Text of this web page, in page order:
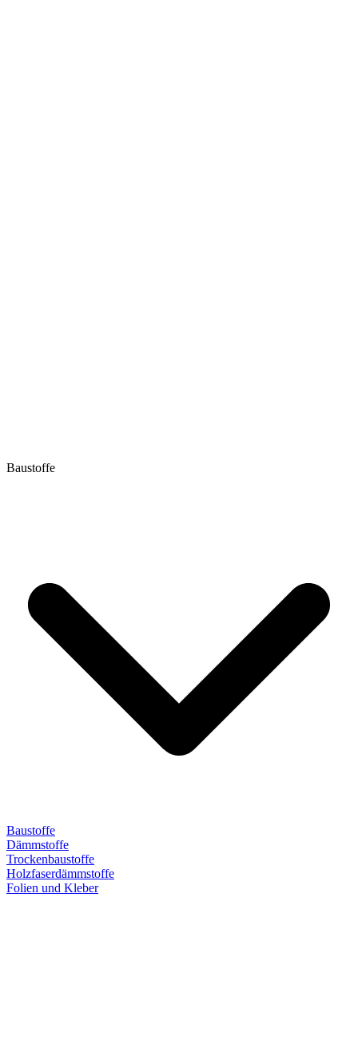
Baustoffe
Baustoffe
Dämmstoffe
Trockenbaustoffe
Holzfaserdämmstoffe
Folien und Kleber